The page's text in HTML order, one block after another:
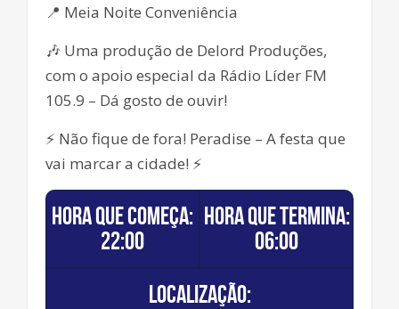
📍 Meia Noite Conveniência
🎶 Uma produção de Delord Produções,
com o apoio especial da Rádio Líder FM
105.9 – Dá gosto de ouvir!
⚡ Não fique de fora! Peradise – A festa que
vai marcar a cidade! ⚡
Hora que começa:
22:00
Hora que termina:
06:00
Localização: